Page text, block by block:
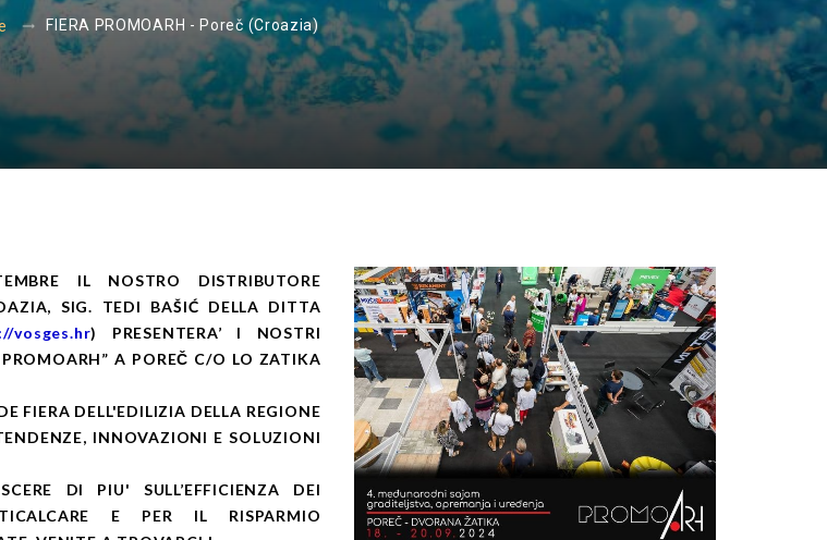
FIERA PROMOARH - Poreč (Croazia)
IL NOSTRO DISTRIBUTORE
SIG. TEDI BAŠIĆ DELLA DITTA
vosges.hr) PRESENTERA’ I NOSTRI
A POREČ C/O LO ZATIKA
FIERA DELL'EDILIZIA DELLA REGIONE
INNOVAZIONI E SOLUZIONI
DI PIU' SULL’EFFICIENZA DEI
E PER IL RISPARMIO